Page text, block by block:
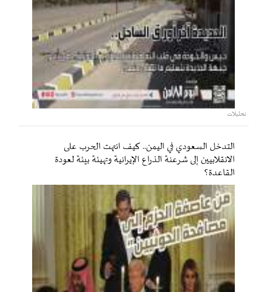
تحليلات
التدخل السعودي في اليمن.. كيف انتهت الحرب على
الانقلابيين إلى شرعنة الذراع الإيرانية وتهيئة بيئة لعودة
القاعدة؟